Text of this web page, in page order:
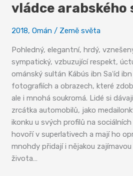
vládce arabského
2018,Omán / Země světa
Pohledný, elegantní, hrdý,
sympatický, vzbuzující respekt,
ománský sultán Kábús ibn Saʻíd
fotografiích a obrazech, které
ale i mnohá soukromá. Lidé si
zrcátka automobilů, jako
ikonku u svých profilů na
hovoří v superlativech a mají ho
mnohdy přidají i nějakou
života…